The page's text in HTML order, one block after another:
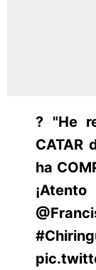
? "He
CATAR
ha